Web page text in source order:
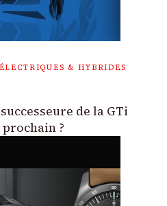
& HYBRIDES
successeure de la GTi
prochain ?